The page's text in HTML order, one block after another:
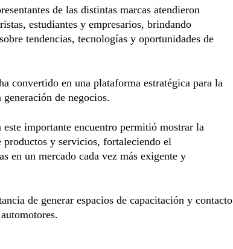
de las distintas marcas atendieron
estudiantes y empresarios, brindando
tendencias, tecnologías y oportunidades de
convertido en una plataforma estratégica para la
de negocios.
importante encuentro permitió mostrar la
productos y servicios, fortaleciendo el
en un mercado cada vez más exigente y
de generar espacios de capacitación y contacto